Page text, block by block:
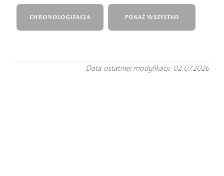
CHRONOLOGIZACJA POKAŻ WSZYSTKO
Data ostatniej modyfikacji: 02.07.2026